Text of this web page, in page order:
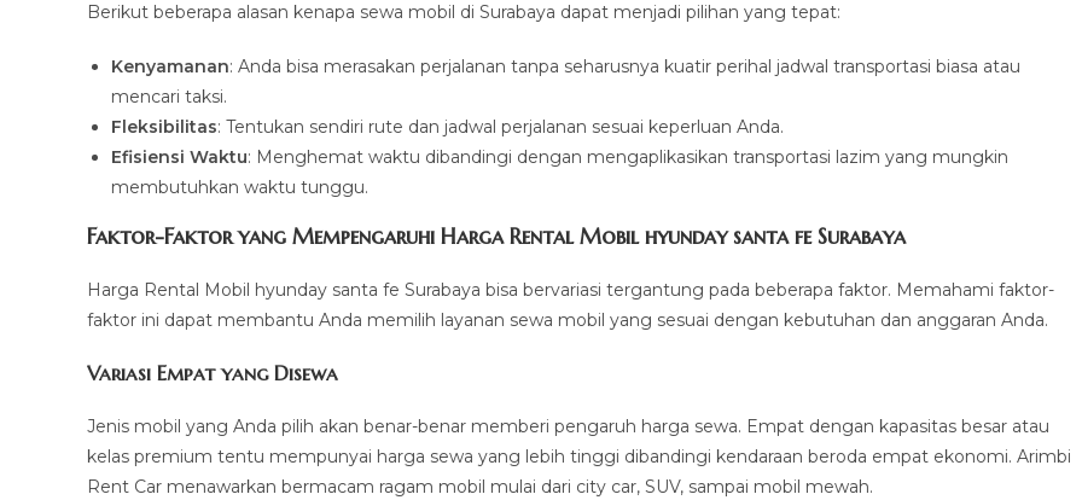
Berikut beberapa alasan kenapa sewa mobil di Surabaya dapat menjadi pilihan yang tepat:
Kenyamanan: Anda bisa merasakan perjalanan tanpa seharusnya kuatir perihal jadwal transportasi biasa atau
mencari taksi.
Fleksibilitas: Tentukan sendiri rute dan jadwal perjalanan sesuai keperluan Anda.
Efisiensi Waktu: Menghemat waktu dibandingi dengan mengaplikasikan transportasi lazim yang mungkin
membutuhkan waktu tunggu.
Faktor-Faktor yang Mempengaruhi Harga Rental Mobil hyunday santa fe Surabaya
Harga Rental Mobil hyunday santa fe Surabaya bisa bervariasi tergantung pada beberapa faktor. Memahami faktor-
faktor ini dapat membantu Anda memilih layanan sewa mobil yang sesuai dengan kebutuhan dan anggaran Anda.
Variasi Empat yang Disewa
Jenis mobil yang Anda pilih akan benar-benar memberi pengaruh harga sewa. Empat dengan kapasitas besar atau
kelas premium tentu mempunyai harga sewa yang lebih tinggi dibandingi kendaraan beroda empat ekonomi. Arimbi
Rent Car menawarkan bermacam ragam mobil mulai dari city car, SUV, sampai mobil mewah.